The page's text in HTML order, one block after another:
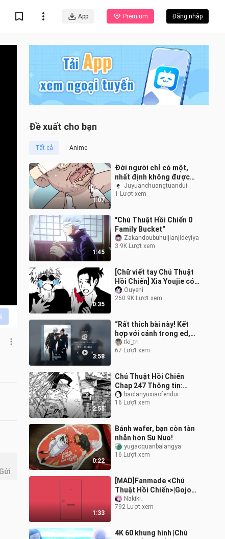
App Premium Đăng nhập
Đề xuất cho bạn
Tất cả Anime
1:07
Đời người chỉ có một,
nhất định không được
hối hận đâu
Juyuanchuangtuandui
1 Lượt xem
1:45
"Chú Thuật Hồi Chiến 0
Family Bucket"
Zakandoubuhuijianjideyiya
3.9K Lượt xem
0:35
[Chữ viết tay Chú Thuật
Hồi Chiến] Xia Youjie có
biết nỗi đau của Gojo Wu
Ouyeni
260.9K Lượt xem
3:58
“Rất thích bài này! Kết
hợp với cảnh trong ed,
thực sự muốn khóc
quá!!” – “Đèn”
tki_tri
67 Lượt xem
2:55
Chú Thuật Hồi Chiến
Chap 247 Thông tin:
Riche trao đao đao cho
gậy hổ. Liệu gậy hổ có
baolanyuxiaofendui
16 Lượt xem
0:22
Bánh wafer, bạn còn tàn
nhẫn hơn Su Nuo!
yugaoquanbalangya
16 Lượt xem
1:33
[MAD]Fanmade <Chú
Thuật Hồi Chiến>|Gojo
Satoru & Geto Suguru
Nakiki_
792 Lượt xem
4K 60 khung hình |Chú
Gửi